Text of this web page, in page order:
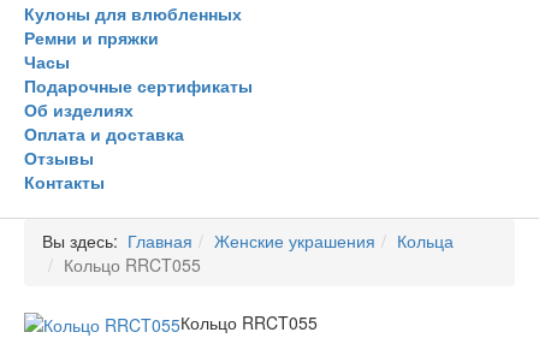
Кулоны для влюбленных
Ремни и пряжки
Часы
Подарочные сертификаты
Об изделиях
Оплата и доставка
Отзывы
Контакты
Вы здесь: Главная Женские украшения
Кольца
Кольцо RRCT055
Кольцо RRCT055